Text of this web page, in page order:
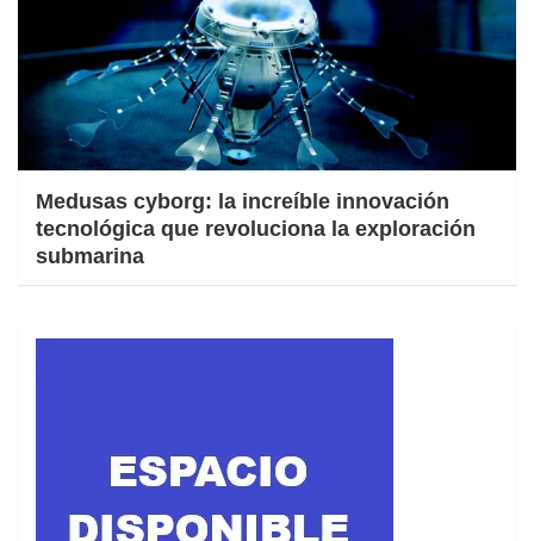
Medusas cyborg: la increíble innovación
tecnológica que revoluciona la exploración
submarina